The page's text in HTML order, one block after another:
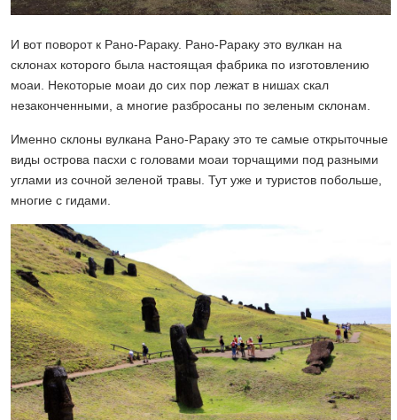
И вот поворот к Рано-Рараку. Рано-Рараку это вулкан на
склонах которого была настоящая фабрика по изготовлению
моаи. Некоторые моаи до сих пор лежат в нишах скал
незаконченными, а многие разбросаны по зеленым склонам.
Именно склоны вулкана Рано-Рараку это те самые открыточные
виды острова пасхи с головами моаи торчащими под разными
углами из сочной зеленой травы. Тут уже и туристов побольше,
многие с гидами.